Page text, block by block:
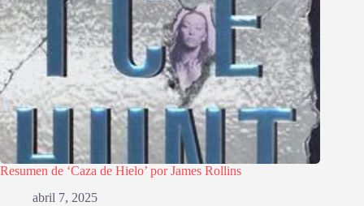
Resumen de ‘Caza de Hielo’ por James Rollins
abril 7, 2025